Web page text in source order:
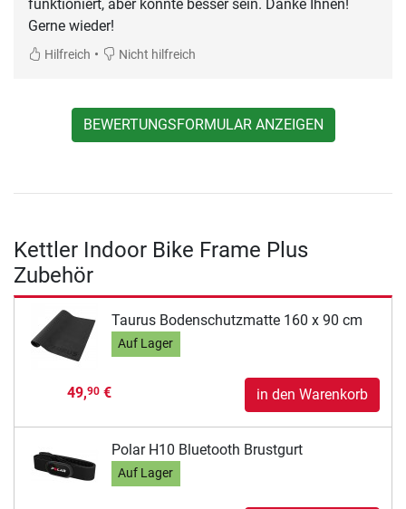
funktioniert, aber könnte besser sein. Danke Ihnen!
Gerne wieder!
Hilfreich • Nicht hilfreich
BEWERTUNGSFORMULAR ANZEIGEN
Kettler Indoor Bike Frame Plus
Zubehör
Taurus Bodenschutzmatte 160 x 90 cm
Auf Lager
49,90€ in den Warenkorb
Polar H10 Bluetooth Brustgurt
Auf Lager